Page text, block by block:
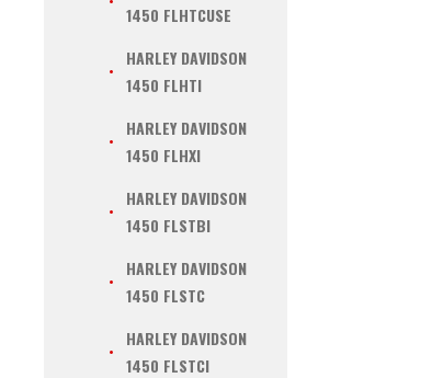
1450 FLHTCUSE
HARLEY DAVIDSON
1450 FLHTI
HARLEY DAVIDSON
1450 FLHXI
HARLEY DAVIDSON
1450 FLSTBI
HARLEY DAVIDSON
1450 FLSTC
HARLEY DAVIDSON
1450 FLSTCI